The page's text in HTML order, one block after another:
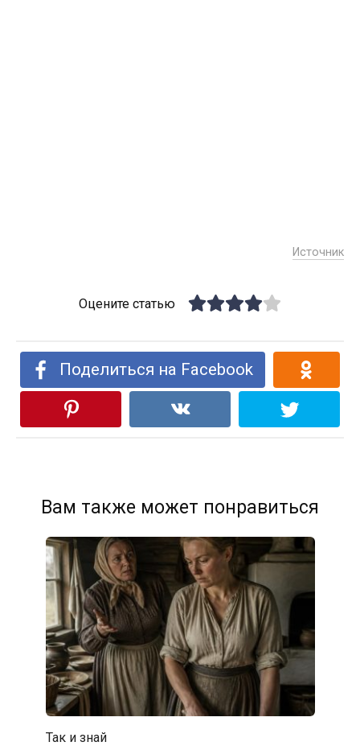
Источник
Оцените статью
Поделиться на Facebook
Вам также может понравиться
Так и знай